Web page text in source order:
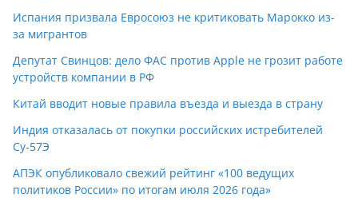
Испания призвала Евросоюз не критиковать Марокко из-
за мигрантов
Депутат Свинцов: дело ФАС против Apple не грозит работе
устройств компании в РФ
Китай вводит новые правила въезда и выезда в страну
Индия отказалась от покупки российских истребителей
Су-57Э
АПЭК опубликовало свежий рейтинг «100 ведущих
политиков России» по итогам июля 2026 года»